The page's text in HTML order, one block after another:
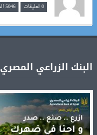
0 تعليقات 5046 المقالات
البنك الزراعي المصري